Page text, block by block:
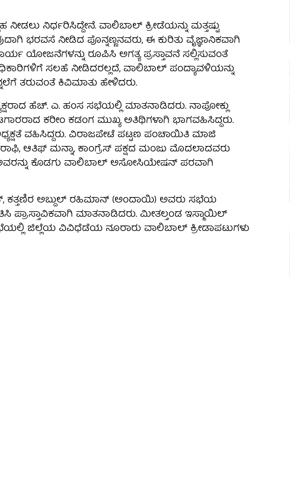
ನೀಡಲು ನಿರ್ಧರಿಸಿದ್ದೇನೆ. ವಾಲಿಬಾಲ್ ಕ್ರೀಡೆಯನ್ನು ಮತ್ತಷ್ಟು
ಭರವಸೆ ನೀಡಿದ ಪೊನ್ನಣ್ಣನವರು, ಈ ಕುರಿತು ವೈಜ್ಞಾನಿಕವಾಗಿ
ಯೋಜನೆಗಳನ್ನು ರೂಪಿಸಿ ಅಗತ್ಯ ಪ್ರಸ್ತಾವನೆ ಸಲ್ಲಿಸುವಂತೆ
ಸಲಹೆ ನೀಡಿದರಲ್ಲದೆ, ವಾಲಿಬಾಲ್ ಪಂದ್ಯಾವಳಿಯನ್ನು
ತರುವಂತೆ ಕಿವಿಮಾತು ಹೇಳಿದರು.
ಹೆಚ್. ಎ. ಹಂಸ ಸಭೆಯಲ್ಲಿ ಮಾತನಾಡಿದರು. ನಾಪೋಕ್ಲು
ಕರೀಂ ಕಡಂಗ ಮುಖ್ಯ ಅತಿಥಿಗಳಾಗಿ ಭಾಗವಹಿಸಿದ್ದರು.
ವಹಿಸಿದ್ದರು. ವಿರಾಜಪೇಟೆ ಪಟ್ಟಣ ಪಂಚಾಯಿತಿ ಮಾಜಿ
ಆತಿಫ್ ಮನ್ನಾ, ಕಾಂಗ್ರೆಸ್ ಪಕ್ಷದ ಮಂಜು ಮೊದಲಾದವರು
ಅವರನ್ನು ಕೊಡಗು ವಾಲಿಬಾಲ್ ಅಸೋಸಿಯೇಷನ್ ಪರವಾಗಿ
ಕತ್ತಣಿರ ಅಬ್ದುಲ್ ರಹಿಮಾನ್ (ಅಂದಾಯಿ) ಅವರು ಸಭೆಯ
ಮಾತನಾಡಿದರು. ಮೀತಲ್ತಂಡ ಇಸ್ಮಾಯಿಲ್
ಜಿಲ್ಲೆಯ ವಿವಿಧೆಡೆಯ ನೂರಾರು ವಾಲಿಬಾಲ್ ಕ್ರೀಡಾಪಟುಗಳು